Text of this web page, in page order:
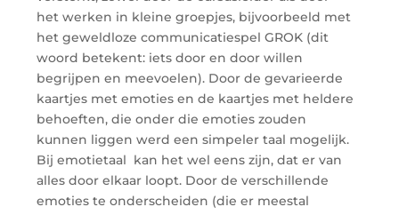
het werken in kleine groepjes, bijvoorbeeld met
het geweldloze communicatiespel GROK (dit
woord betekent: iets door en door willen
begrijpen en meevoelen). Door de gevarieerde
kaartjes met emoties en de kaartjes met heldere
behoeften, die onder die emoties zouden
kunnen liggen werd een simpeler taal mogelijk.
Bij emotietaal kan het wel eens zijn, dat er van
alles door elkaar loopt. Door de verschillende
emoties te onderscheiden (die er meestal